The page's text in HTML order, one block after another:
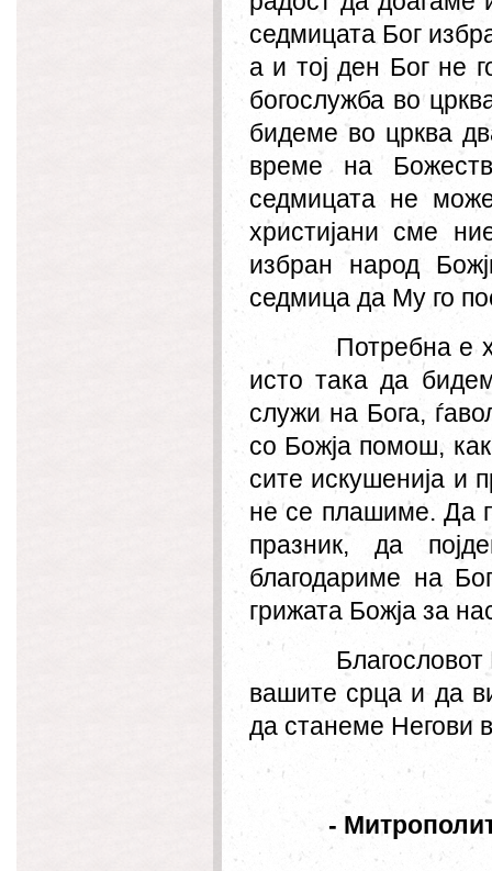
седмицата Бог
а и тој ден Бог не
богослужба во
бидеме во црква
време на
седмицата не
христијани сме
избран народ
седмица да Му го
Потребна е
исто така да
служи на Бога,
со Божја помош,
сите искушенија и
не се плашиме. Да
празник, да
благодариме на
грижата Божја за
вашите срца и да
да станеме Негови
-